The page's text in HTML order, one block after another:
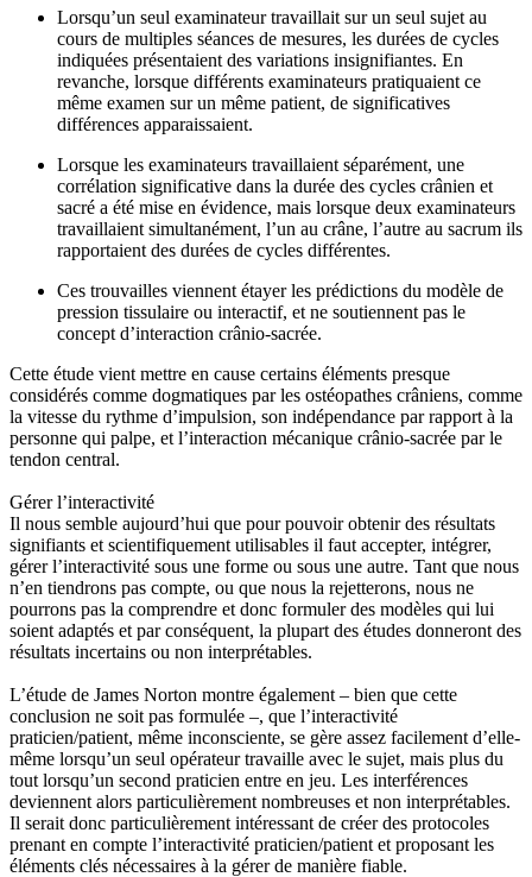
Lorsqu’un seul examinateur travaillait sur un seul sujet au
cours de multiples séances de mesures, les durées de cycles
indiquées présentaient des variations insignifiantes. En
revanche, lorsque différents examinateurs pratiquaient ce
même examen sur un même patient, de significatives
différences apparaissaient.
Lorsque les examinateurs travaillaient séparément, une
corrélation significative dans la durée des cycles crânien et
sacré a été mise en évidence, mais lorsque deux examinateurs
travaillaient simultanément, l’un au crâne, l’autre au sacrum ils
rapportaient des durées de cycles différentes.
Ces trouvailles viennent étayer les prédictions du modèle de
pression tissulaire ou interactif, et ne soutiennent pas le
concept d’interaction crânio-sacrée.
Cette étude vient mettre en cause certains éléments presque
considérés comme dogmatiques par les ostéopathes crâniens, comme
la vitesse du rythme d’impulsion, son indépendance par rapport à la
personne qui palpe, et l’interaction mécanique crânio-sacrée par le
tendon central.
Gérer l’interactivité
Il nous semble aujourd’hui que pour pouvoir obtenir des résultats
signifiants et scientifiquement utilisables il faut accepter, intégrer,
gérer l’interactivité sous une forme ou sous une autre. Tant que nous
n’en tiendrons pas compte, ou que nous la rejetterons, nous ne
pourrons pas la comprendre et donc formuler des modèles qui lui
soient adaptés et par conséquent, la plupart des études donneront des
résultats incertains ou non interprétables.
L’étude de James Norton montre également – bien que cette
conclusion ne soit pas formulée –, que l’interactivité
praticien/patient, même inconsciente, se gère assez facilement d’elle-
même lorsqu’un seul opérateur travaille avec le sujet, mais plus du
tout lorsqu’un second praticien entre en jeu. Les interférences
deviennent alors particulièrement nombreuses et non interprétables.
Il serait donc particulièrement intéressant de créer des protocoles
prenant en compte l’interactivité praticien/patient et proposant les
éléments clés nécessaires à la gérer de manière fiable.